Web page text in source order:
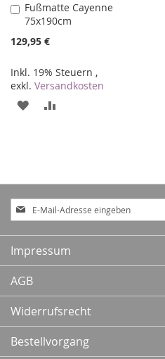
Fußmatte Cayenne
75x190cm
129,95 €
Inkl. 19% Steuern ,
exkl. Versandkosten
In
den
Warenkorb
ZUR
Anmeldung
zum
Newsletter:
Impressum
AGB
Widerrufsrecht
Bestellvorgang